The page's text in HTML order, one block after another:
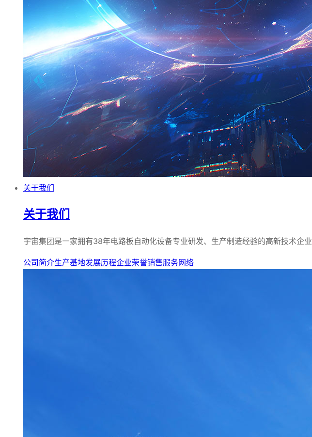
关于我们
关于我们
宇宙集团是㇐家拥有38年电路板自动化设备专业研发、生产制造经验的高新技术企业
公司简介生产基地发展历程企业荣誉销售服务网络